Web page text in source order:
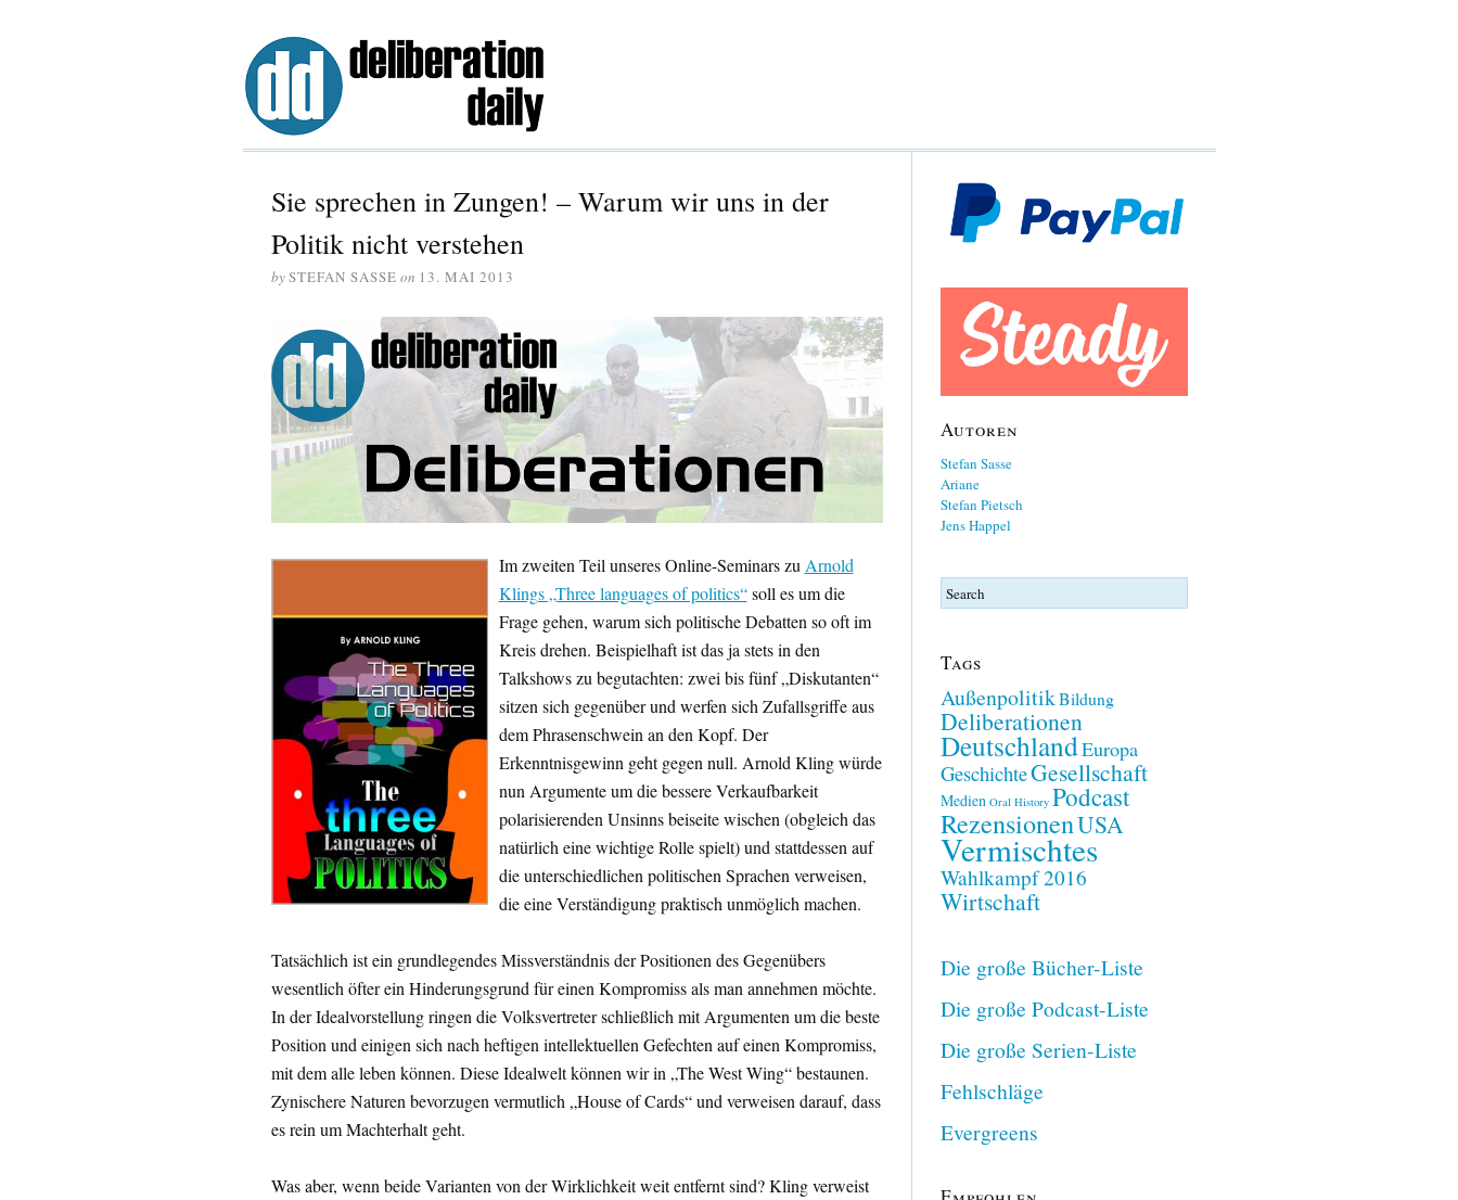
Sie sprechen in Zungen! – Warum wir uns in der
Politik nicht verstehen
bySTEFAN SASSE on 13. MAI 2013
Im zweiten Teil unseres Online-Seminars zuArnold
Klings „Three languages of politics“soll es um die
Frage gehen, warum sich politische Debatten so oft im
Kreis drehen. Beispielhaft ist das ja stets in den
Talkshows zu begutachten: zwei bis fünf „Diskutanten“
sitzen sich gegenüber und werfen sich Zufallsgriffe aus
dem Phrasenschwein an den Kopf. Der
Erkenntnisgewinn geht gegen null. Arnold Kling würde
nun Argumente um die bessere Verkaufbarkeit
polarisierenden Unsinns beiseite wischen (obgleich das
natürlich eine wichtige Rolle spielt) und stattdessen auf
die unterschiedlichen politischen Sprachen verweisen,
die eine Verständigung praktisch unmöglich machen.
Tatsächlich ist ein grundlegendes Missverständnis der Positionen des Gegenübers
wesentlich öfter ein Hinderungsgrund für einen Kompromiss als man annehmen möchte.
In der Idealvorstellung ringen die Volksvertreter schließlich mit Argumenten um die beste
Position und einigen sich nach heftigen intellektuellen Gefechten auf einen Kompromiss,
mit dem alle leben können. Diese Idealwelt können wir in „The West Wing“ bestaunen.
Zynischere Naturen bevorzugen vermutlich „House of Cards“ und verweisen darauf, dass
es rein um Machterhalt geht.
Was aber, wenn beide Varianten von der Wirklichkeit weit entfernt sind? Kling verweist
Autoren
Stefan Sasse
Ariane
Stefan Pietsch
Jens Happel
Tags
AußenpolitikBildung
Deliberationen
DeutschlandEuropa
GeschichteGesellschaft
Medien Oral History Podcast
RezensionenUSA
Vermischtes
Wahlkampf 2016
Wirtschaft
Die große Bücher-Liste
Die große Podcast-Liste
Die große Serien-Liste
Fehlschläge
Evergreens